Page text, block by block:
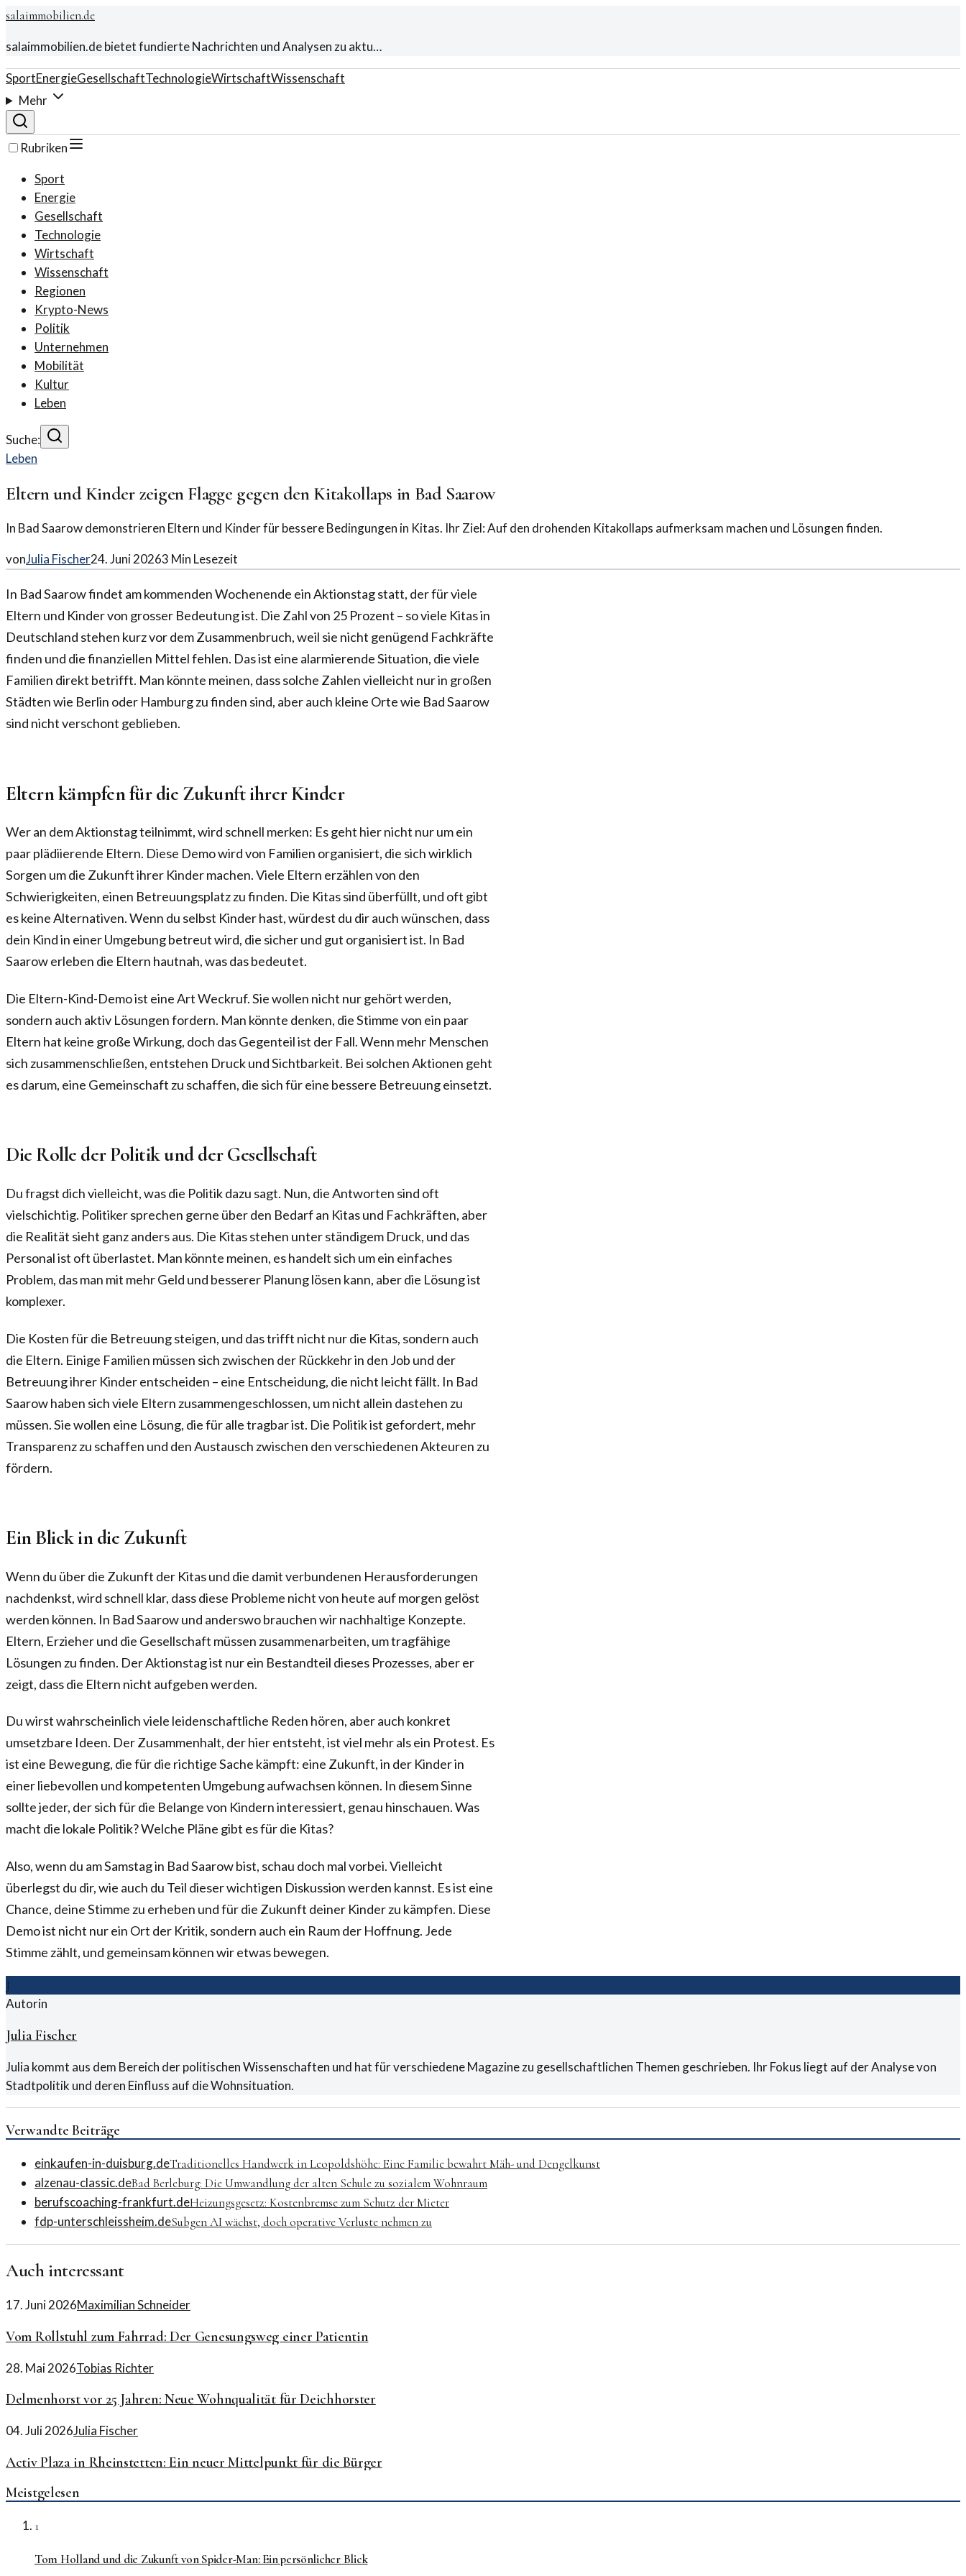
salaimmobilien.de
salaimmobilien.de bietet fundierte Nachrichten und Analysen zu aktu…
SportEnergieGesellschaftTechnologieWirtschaftWissenschaft
Mehr
Rubriken
Sport
Energie
Gesellschaft
Technologie
Wirtschaft
Wissenschaft
Regionen
Krypto-News
Politik
Unternehmen
Mobilität
Kultur
Leben
Suche:
Leben
Eltern und Kinder zeigen Flagge gegen den Kitakollaps in Bad Saarow
In Bad Saarow demonstrieren Eltern und Kinder für bessere Bedingungen in Kitas. Ihr Ziel: Auf den drohenden Kitakollaps aufmerksam machen und Lösungen finden.
vonJulia Fischer24. Juni 20263 Min Lesezeit
In Bad Saarow findet am kommenden Wochenende ein Aktionstag statt, der für viele
Eltern und Kinder von grosser Bedeutung ist. Die Zahl von 25 Prozent – so viele Kitas in
Deutschland stehen kurz vor dem Zusammenbruch, weil sie nicht genügend Fachkräfte
finden und die finanziellen Mittel fehlen. Das ist eine alarmierende Situation, die viele
Familien direkt betrifft. Man könnte meinen, dass solche Zahlen vielleicht nur in großen
Städten wie Berlin oder Hamburg zu finden sind, aber auch kleine Orte wie Bad Saarow
sind nicht verschont geblieben.
Eltern kämpfen für die Zukunft ihrer Kinder
Wer an dem Aktionstag teilnimmt, wird schnell merken: Es geht hier nicht nur um ein
paar plädiierende Eltern. Diese Demo wird von Familien organisiert, die sich wirklich
Sorgen um die Zukunft ihrer Kinder machen. Viele Eltern erzählen von den
Schwierigkeiten, einen Betreuungsplatz zu finden. Die Kitas sind überfüllt, und oft gibt
es keine Alternativen. Wenn du selbst Kinder hast, würdest du dir auch wünschen, dass
dein Kind in einer Umgebung betreut wird, die sicher und gut organisiert ist. In Bad
Saarow erleben die Eltern hautnah, was das bedeutet.
Die Eltern-Kind-Demo ist eine Art Weckruf. Sie wollen nicht nur gehört werden,
sondern auch aktiv Lösungen fordern. Man könnte denken, die Stimme von ein paar
Eltern hat keine große Wirkung, doch das Gegenteil ist der Fall. Wenn mehr Menschen
sich zusammenschließen, entstehen Druck und Sichtbarkeit. Bei solchen Aktionen geht
es darum, eine Gemeinschaft zu schaffen, die sich für eine bessere Betreuung einsetzt.
Die Rolle der Politik und der Gesellschaft
Du fragst dich vielleicht, was die Politik dazu sagt. Nun, die Antworten sind oft
vielschichtig. Politiker sprechen gerne über den Bedarf an Kitas und Fachkräften, aber
die Realität sieht ganz anders aus. Die Kitas stehen unter ständigem Druck, und das
Personal ist oft überlastet. Man könnte meinen, es handelt sich um ein einfaches
Problem, das man mit mehr Geld und besserer Planung lösen kann, aber die Lösung ist
komplexer.
Die Kosten für die Betreuung steigen, und das trifft nicht nur die Kitas, sondern auch
die Eltern. Einige Familien müssen sich zwischen der Rückkehr in den Job und der
Betreuung ihrer Kinder entscheiden – eine Entscheidung, die nicht leicht fällt. In Bad
Saarow haben sich viele Eltern zusammengeschlossen, um nicht allein dastehen zu
müssen. Sie wollen eine Lösung, die für alle tragbar ist. Die Politik ist gefordert, mehr
Transparenz zu schaffen und den Austausch zwischen den verschiedenen Akteuren zu
fördern.
Ein Blick in die Zukunft
Wenn du über die Zukunft der Kitas und die damit verbundenen Herausforderungen
nachdenkst, wird schnell klar, dass diese Probleme nicht von heute auf morgen gelöst
werden können. In Bad Saarow und anderswo brauchen wir nachhaltige Konzepte.
Eltern, Erzieher und die Gesellschaft müssen zusammenarbeiten, um tragfähige
Lösungen zu finden. Der Aktionstag ist nur ein Bestandteil dieses Prozesses, aber er
zeigt, dass die Eltern nicht aufgeben werden.
Du wirst wahrscheinlich viele leidenschaftliche Reden hören, aber auch konkret
umsetzbare Ideen. Der Zusammenhalt, der hier entsteht, ist viel mehr als ein Protest. Es
ist eine Bewegung, die für die richtige Sache kämpft: eine Zukunft, in der Kinder in
einer liebevollen und kompetenten Umgebung aufwachsen können. In diesem Sinne
sollte jeder, der sich für die Belange von Kindern interessiert, genau hinschauen. Was
macht die lokale Politik? Welche Pläne gibt es für die Kitas?
Also, wenn du am Samstag in Bad Saarow bist, schau doch mal vorbei. Vielleicht
überlegst du dir, wie auch du Teil dieser wichtigen Diskussion werden kannst. Es ist eine
Chance, deine Stimme zu erheben und für die Zukunft deiner Kinder zu kämpfen. Diese
Demo ist nicht nur ein Ort der Kritik, sondern auch ein Raum der Hoffnung. Jede
Stimme zählt, und gemeinsam können wir etwas bewegen.
J
Autorin
Julia Fischer
Julia kommt aus dem Bereich der politischen Wissenschaften und hat für verschiedene Magazine zu gesellschaftlichen Themen geschrieben. Ihr Fokus liegt auf der Analyse von
Stadtpolitik und deren Einfluss auf die Wohnsituation.
Verwandte Beiträge
einkaufen-in-duisburg.deTraditionelles Handwerk in Leopoldshöhe: Eine Familie bewahrt Mäh- und Dengelkunst
alzenau-classic.deBad Berleburg: Die Umwandlung der alten Schule zu sozialem Wohnraum
berufscoaching-frankfurt.deHeizungsgesetz: Kostenbremse zum Schutz der Mieter
fdp-unterschleissheim.deSubgen AI wächst, doch operative Verluste nehmen zu
Auch interessant
17. Juni 2026Maximilian Schneider
Vom Rollstuhl zum Fahrrad: Der Genesungsweg einer Patientin
28. Mai 2026Tobias Richter
Delmenhorst vor 25 Jahren: Neue Wohnqualität für Deichhorster
04. Juli 2026Julia Fischer
Activ Plaza in Rheinstetten: Ein neuer Mittelpunkt für die Bürger
Meistgelesen
1
Tom Holland und die Zukunft von Spider-Man: Ein persönlicher Blick